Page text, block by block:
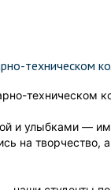
техническом
техническом
и улыбками —
на